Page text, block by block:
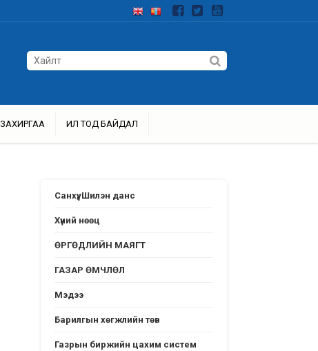
ЗАХИРГАА ИЛ ТОД БАЙДАЛ
Санхүү, Шилэн данс
Хүний нөөц
ӨРГӨДЛИЙН МАЯГТ
ГАЗАР ӨМЧЛӨЛ
Мэдээ
Барилгын хөгжлийн төв
Газрын биржийн цахим систем